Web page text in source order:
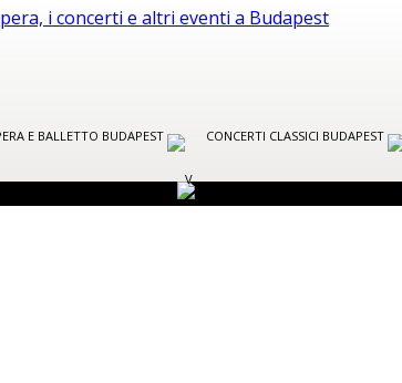
E BALLETTO BUDAPEST CONCERTI CLASSICI BUDAPEST